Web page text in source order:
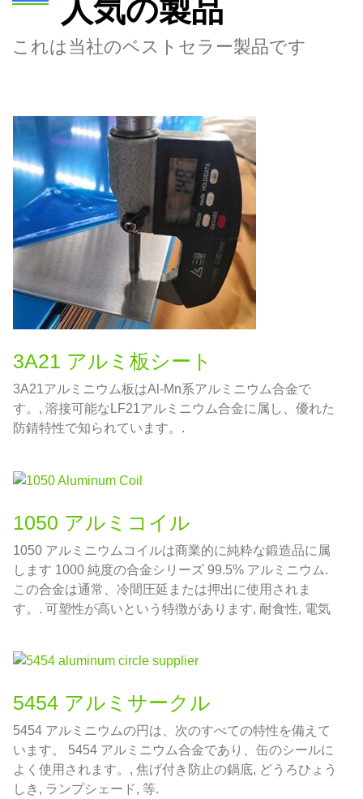
人気の製品
これは当社のベストセラー製品です
3A21 アルミ板シート
3A21アルミニウム板はAl-Mn系アルミニウム合金で
す。, 溶接可能なLF21アルミニウム合金に属し、優れた
防錆特性で知られています。.
1050 アルミコイル
1050 アルミニウムコイルは商業的に純粋な鍛造品に属
します 1000 純度の合金シリーズ 99.5% アルミニウム.
この合金は通常、冷間圧延または押出に使用されま
す。. 可塑性が高いという特徴があります, 耐食性, 電気
5454 アルミサークル
5454 アルミニウムの円は、次のすべての特性を備えて
います。 5454 アルミニウム合金であり、缶のシールに
よく使用されます。, 焦げ付き防止の鍋底, どうろひょう
しき, ランプシェード, 等.